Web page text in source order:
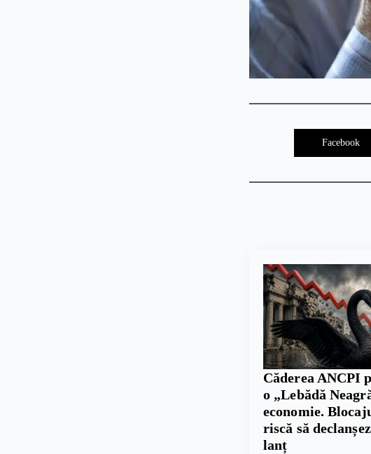
Facebook
Căderea ANCPI
o „Lebădă
economie.
riscă să
lanț